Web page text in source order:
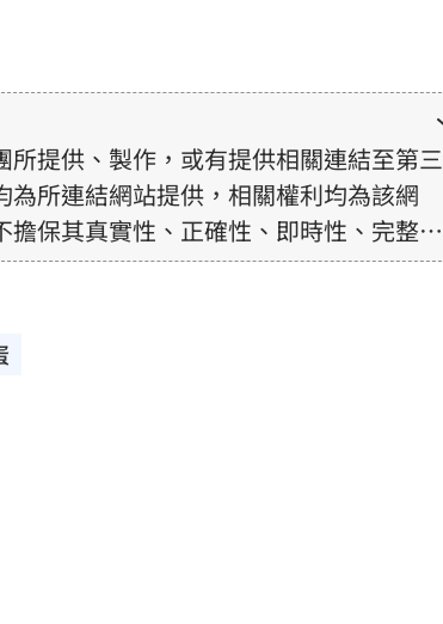
提供、製作，或有提供相關連結至第三
所連結網站提供，相關權利均為該網
保其真實性、正確性、即時性、完整性
作權不屬於三立集團所有，使用者未取